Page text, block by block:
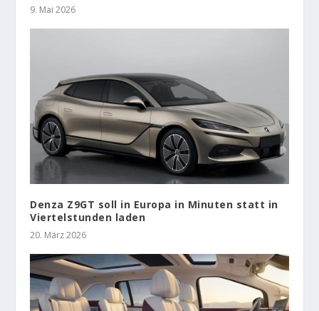
9. Mai 2026
Denza Z9GT soll in Europa in Minuten statt in
Viertelstunden laden
20. März 2026